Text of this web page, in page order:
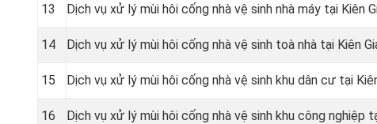
13 Dịch vụ xử lý mùi hôi cống nhà vệ sinh nhà máy tại Kiên
14 Dịch vụ xử lý mùi hôi cống nhà vệ sinh toà nhà tại Kiên
15 Dịch vụ xử lý mùi hôi cống nhà vệ sinh khu dân cư tại
16 Dịch vụ xử lý mùi hôi cống nhà vệ sinh khu công nghiệp